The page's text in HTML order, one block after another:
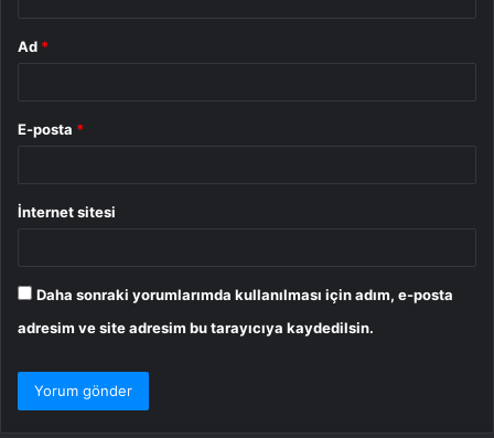
Ad *
E-posta *
İnternet sitesi
Daha sonraki yorumlarımda kullanılması için adım, e-posta
adresim ve site adresim bu tarayıcıya kaydedilsin.